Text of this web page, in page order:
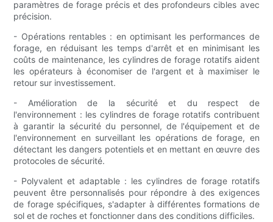
paramètres de forage précis et des profondeurs cibles avec
précision.
- Opérations rentables : en optimisant les performances de
forage, en réduisant les temps d'arrêt et en minimisant les
coûts de maintenance, les cylindres de forage rotatifs aident
les opérateurs à économiser de l'argent et à maximiser le
retour sur investissement.
- Amélioration de la sécurité et du respect de
l'environnement : les cylindres de forage rotatifs contribuent
à garantir la sécurité du personnel, de l'équipement et de
l'environnement en surveillant les opérations de forage, en
détectant les dangers potentiels et en mettant en œuvre des
protocoles de sécurité.
- Polyvalent et adaptable : les cylindres de forage rotatifs
peuvent être personnalisés pour répondre à des exigences
de forage spécifiques, s'adapter à différentes formations de
sol et de roches et fonctionner dans des conditions difficiles.